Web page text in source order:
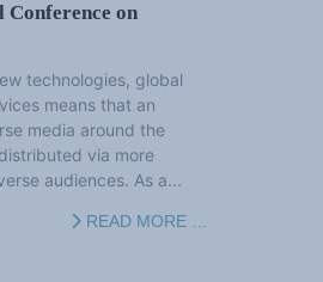
on
technologies, global
means that an
media around the
via more
audiences. As a...
READ MORE …